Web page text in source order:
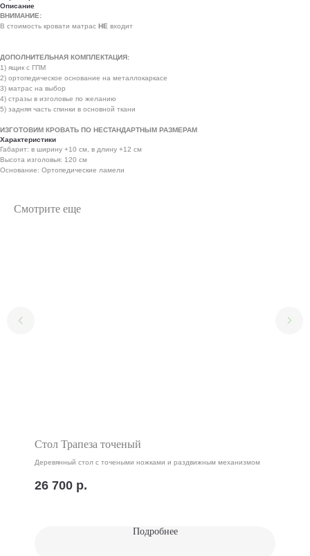
Описание
ВНИМАНИЕ:
В стоимость кровати матрас НЕ входит
ДОПОЛНИТЕЛЬНАЯ КОМПЛЕКТАЦИЯ:
1) ящик с ГПМ
2) ортопедическое основание на металлокаркасе
3) матрас на выбор
4) стразы в изголовье по желанию
5) задняя часть спинки в основной ткани
ИЗГОТОВИМ КРОВАТЬ ПО НЕСТАНДАРТНЫМ РАЗМЕРАМ
Характеристики
Габарит: в ширину +10 см, в длину +12 см
Высота изголовья: 120 см
Основание: Ортопедические ламели
Смотрите еще
Стол Трапеза точеный
Деревянный стол с точеными ножками и раздвижным механизмом
26 700 р.
Подробнее